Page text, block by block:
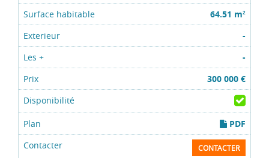
64.51 m2
-
-
300 000 €
PDF
CONTACTER